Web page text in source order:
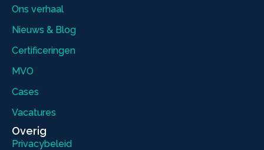
Ons verhaal
Nieuws & Blog
Certificeringen
MVO
Cases
Vacatures
Overig
Privacybeleid